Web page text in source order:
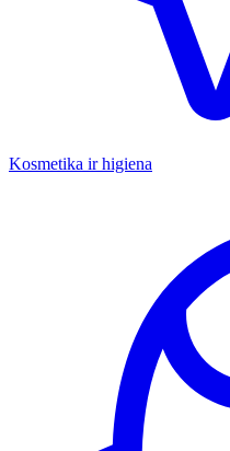
Kosmetika ir higiena